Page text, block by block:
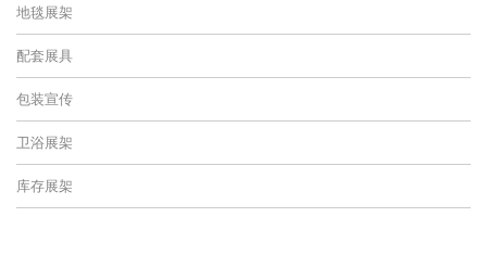
地毯展架
配套展具
包装宣传
卫浴展架
库存展架